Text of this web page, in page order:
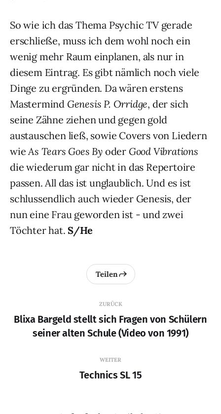
So wie ich das Thema Psychic TV gerade
erschließe, muss ich dem wohl noch ein
wenig mehr Raum einplanen, als nur in
diesem Eintrag. Es gibt nämlich noch viele
Dinge zu ergründen. Da wären erstens
Mastermind Genesis P. Orridge, der sich
seine Zähne ziehen und gegen gold
austauschen ließ, sowie Covers von Liedern
wieAs Tears Goes By oder Good Vibrations
die wiederum gar nicht in das Repertoire
passen. All das ist unglaublich. Und es ist
schlussendlich auch wieder Genesis, der
nun eine Frau geworden ist - und zwei
Töchter hat.S/He
ZURÜCK
Blixa Bargeld stellt sich Fragen von Schülern
seiner alten Schule (Video von 1991)
Teilen
WEITER
Technics SL 15